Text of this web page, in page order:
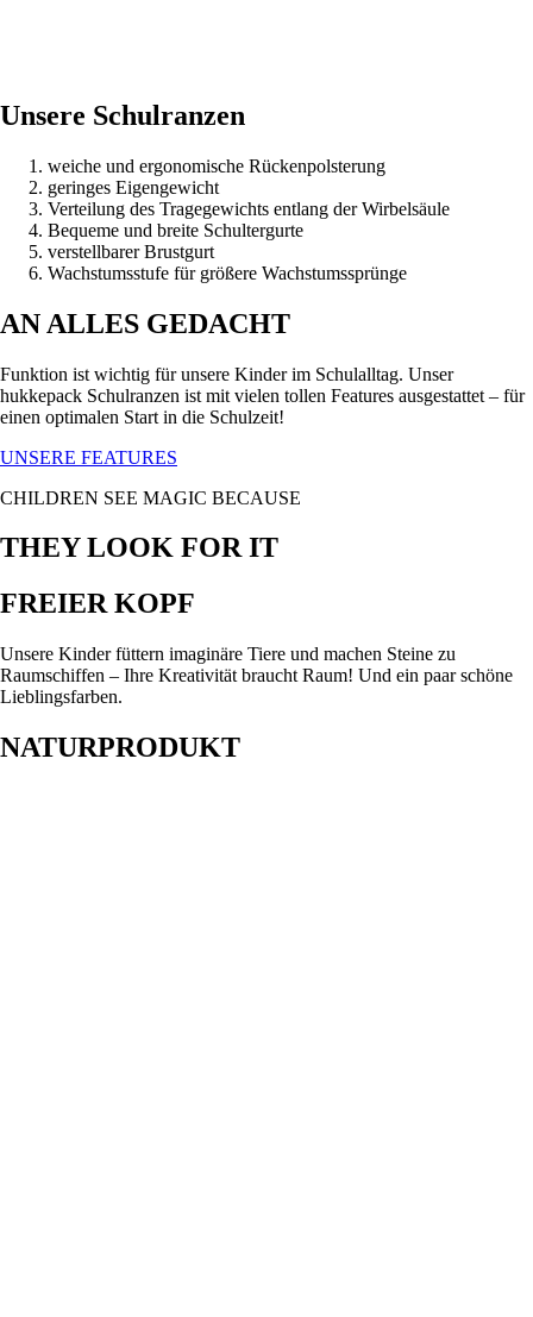
Unsere Schulranzen
weiche und ergonomische Rückenpolsterung
geringes Eigengewicht
Verteilung des Tragegewichts entlang der Wirbelsäule
Bequeme und breite Schultergurte
verstellbarer Brustgurt
Wachstumsstufe für größere Wachstumssprünge
AN ALLES GEDACHT
Funktion ist wichtig für unsere Kinder im Schulalltag. Unser
hukkepack Schulranzen ist mit vielen tollen Features ausgestattet – für
einen optimalen Start in die Schulzeit!
UNSERE FEATURES
CHILDREN SEE MAGIC BECAUSE
THEY LOOK FOR IT
FREIER KOPF
Unsere Kinder füttern imaginäre Tiere und machen Steine zu
Raumschiffen – Ihre Kreativität braucht Raum! Und ein paar schöne
Lieblingsfarben.
NATURPRODUKT